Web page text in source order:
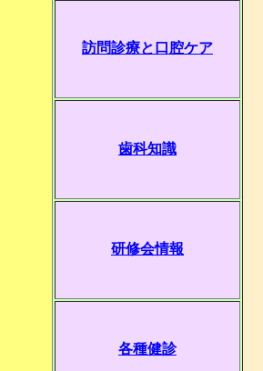
訪問診療と口腔ケア
歯科知識
研修会情報
各種健診